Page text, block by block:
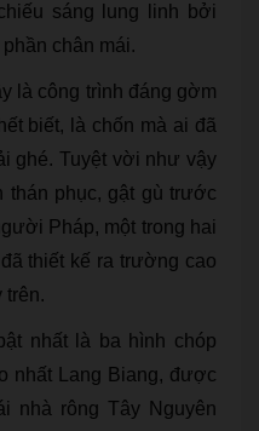
sáng lung linh bởi
chân mái.
là công trình đáng gờm
biết, là chốn mà ai đã
ghé. Tuyệt vời như vậy
thán phục, gật gù trước
Pháp, một trong hai
thiết kế ra trường cao
trên.
nhất là ba hình chóp
nhất Lang Biang, được
nhà rông Tây Nguyên